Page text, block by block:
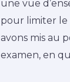
une vue
pour limiter le
avons mis au
examen, en